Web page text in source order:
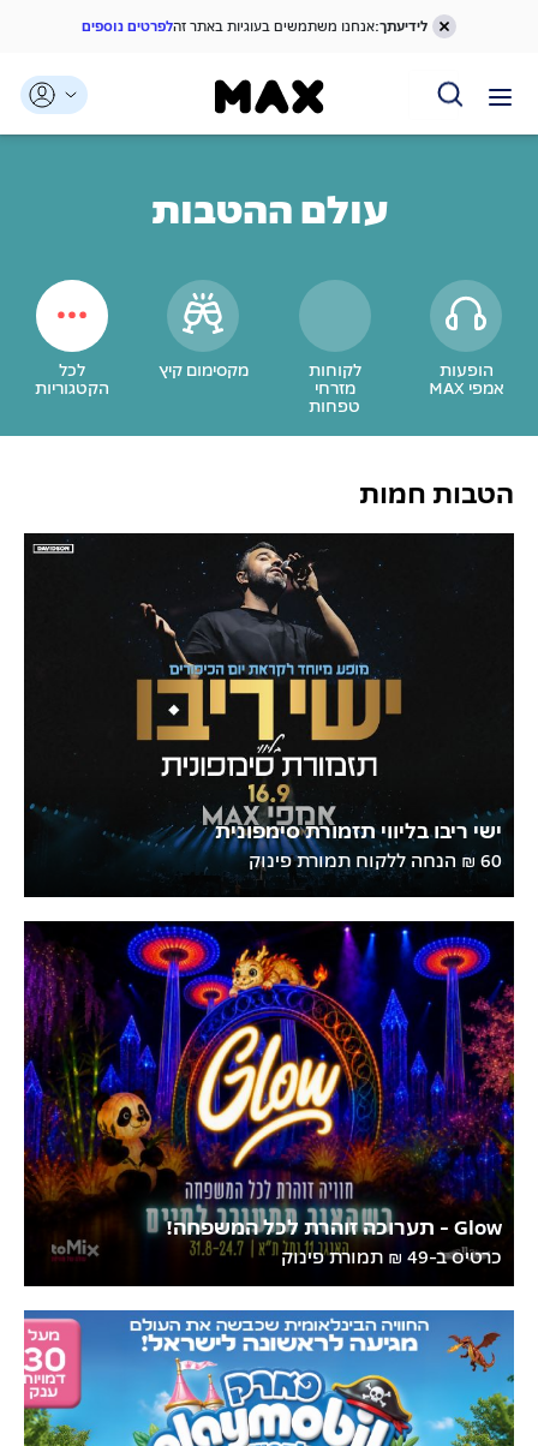
דלג אל תפריט ניווט
דלג אל תוכן ראשי
דלג אל תחתית העמוד
לידיעתך:אנחנו משתמשים בעוגיות באתר זהלפרטים נוספים
עולם ההטבות
הופעות
אמפי MAX
לקוחות
מזרחי
טפחות
מקסימום קיץ לכל
הקטגוריות
הטבות חמות
ישי ריבו בליווי תזמורת סימפונית
60 ₪ הנחה ללקוח תמורת פינוק
Glow - תערוכה זוהרת לכל המשפחה!
כרטיס ב-49 ₪ תמורת פינוק